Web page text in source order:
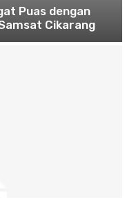
Puas dengan
Cikarang